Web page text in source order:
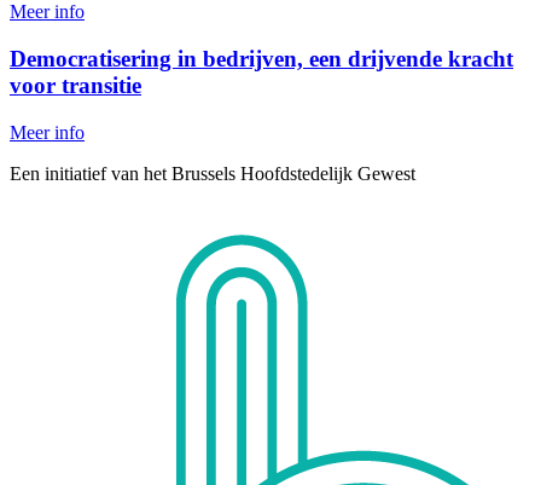
Meer info
Democratisering in bedrijven, een drijvende kracht
voor transitie
Meer info
Een initiatief van het Brussels Hoofdstedelijk Gewest